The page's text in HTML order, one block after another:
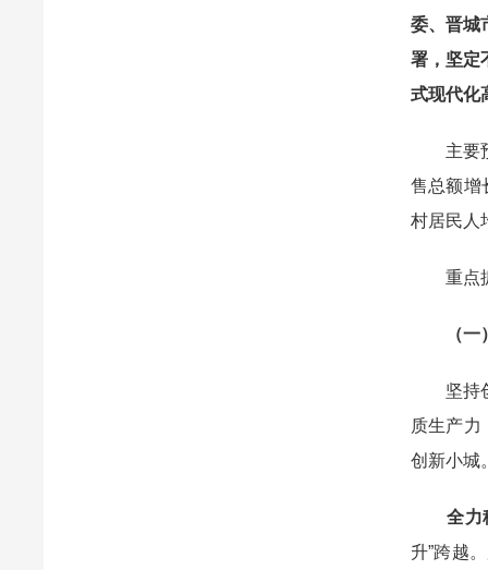
委、晋城
署，坚定
式现代化
主要预
售总额增
村居民人
重点抓
（
坚持创
质生产力
创新小城
全力
升”跨越